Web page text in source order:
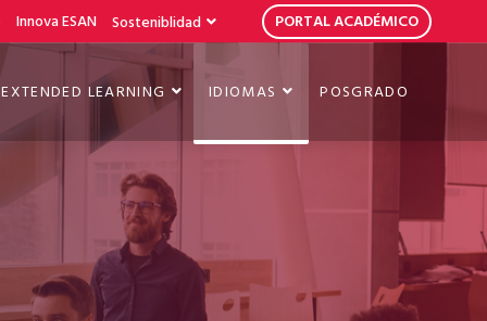
Innova ESAN Sosteniblidad PORTAL ACADÉMICO
EXTENDED LEARNING IDIOMAS POSGRADO